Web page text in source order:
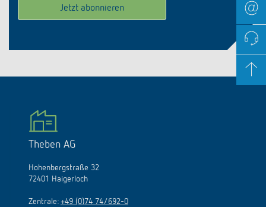
Theben AG
Hohenbergstraße 32
72401 Haigerloch
Zentrale: +49 (0)74 74/692-0